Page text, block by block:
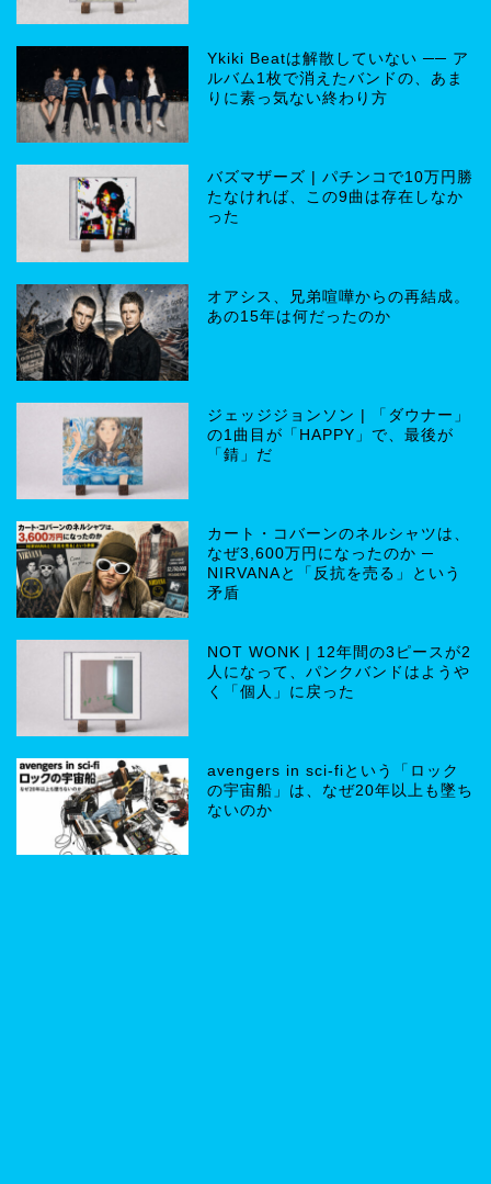
Ykiki Beatは解散していない ── ア
ルバム1枚で消えたバンドの、あま
りに素っ気ない終わり方
バズマザーズ | パチンコで10万円勝
たなければ、この9曲は存在しなか
った
オアシス、兄弟喧嘩からの再結成。
あの15年は何だったのか
ジェッジジョンソン | 「ダウナー」
の1曲目が「HAPPY」で、最後が
「錆」だ
カート・コバーンのネルシャツは、
なぜ3,600万円になったのか ─
NIRVANAと「反抗を売る」という
矛盾
NOT WONK | 12年間の3ピースが2
人になって、パンクバンドはようや
く「個人」に戻った
avengers in sci-fiという「ロック
の宇宙船」は、なぜ20年以上も墜ち
ないのか